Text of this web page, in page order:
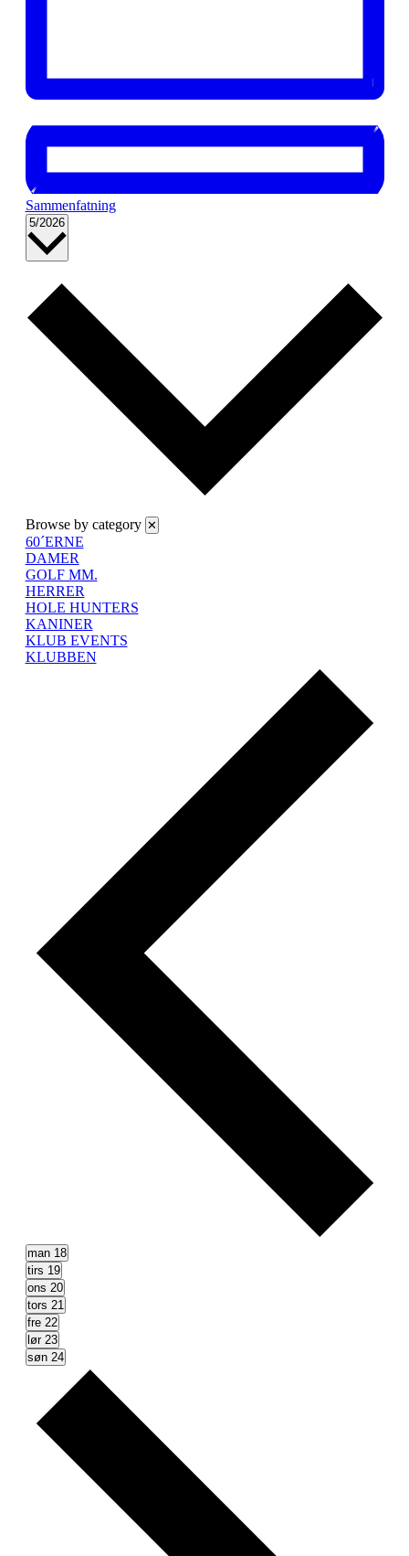
Sammenfatning
5/2026 Vælg
Browse by category ✕
60´ERNE
DAMER
GOLF MM.
HERRER
HOLE HUNTERS
KANINER
KLUB EVENTS
KLUBBEN
man 18
tirs 19
ons 20
tors 21
fre 22
lør 23
søn 24